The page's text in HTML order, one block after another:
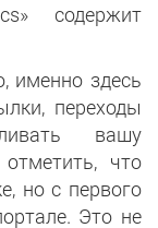
содержит
именно здесь
переходы
вашу
что
но с первого
Это не